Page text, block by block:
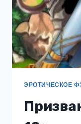
ЭРОТИЧЕСКОЕ